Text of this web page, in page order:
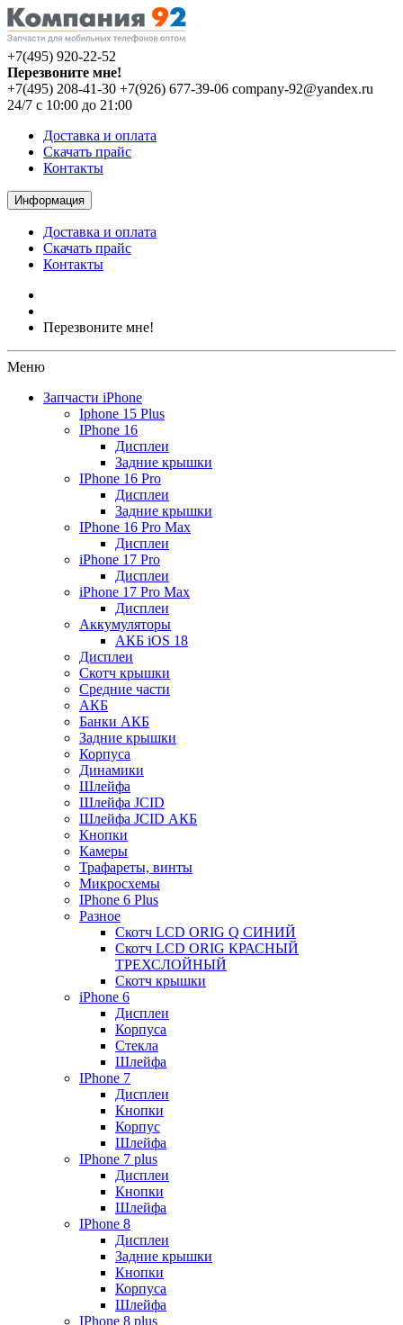
+7(495) 920-22-52
Перезвоните мне!
+7(495) 208-41-30 +7(926) 677-39-06 company-92@yandex.ru
24/7 с 10:00 до 21:00
Доставка и оплата
Скачать прайс
Контакты
Информация
Доставка и оплата
Скачать прайс
Контакты
Перезвоните мне!
Меню
Запчасти iPhone
Iphone 15 Plus
IPhone 16
Дисплеи
Задние крышки
IPhone 16 Pro
Дисплеи
Задние крышки
IPhone 16 Pro Max
Дисплеи
iPhone 17 Pro
Дисплеи
iPhone 17 Pro Max
Дисплеи
Аккумуляторы
АКБ iOS 18
Дисплеи
Скотч крышки
Средние части
АКБ
Банки АКБ
Задние крышки
Корпуса
Динамики
Шлейфа
Шлейфа JCID
Шлейфа JCID АКБ
Кнопки
Камеры
Трафареты, винты
Микросхемы
IPhone 6 Plus
Разное
Скотч LCD ORIG Q СИНИЙ
Скотч LCD ORIG КРАСНЫЙ
ТРЕХСЛОЙНЫЙ
Скотч крышки
iPhone 6
Дисплеи
Корпуса
Стекла
Шлейфа
IPhone 7
Дисплеи
Кнопки
Корпус
Шлейфа
IPhone 7 plus
Дисплеи
Кнопки
Шлейфа
IPhone 8
Дисплеи
Задние крышки
Кнопки
Корпуса
Шлейфа
IPhone 8 plus